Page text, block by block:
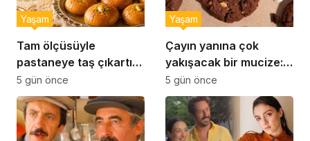
Tam ölçüsüyle
pastaneye taş çıkartır:
Şekerpare tarifi
Yaşam
5 gün önce
Çayın yanına çok
yakışacak bir mucize:
Brownie tadında ıslak
kurabiye tarifi…
Yaşam
5 gün önce